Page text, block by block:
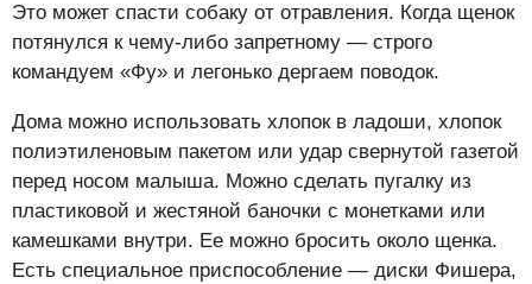
Это может спасти собаку от отравления. Когда щенок
потянулся к чему-либо запретному — строго
командуем «Фу» и легонько дергаем поводок.
Дома можно использовать хлопок в ладоши, хлопок
полиэтиленовым пакетом или удар свернутой газетой
перед носом малыша. Можно сделать пугалку из
пластиковой и жестяной баночки с монетками или
камешками внутри. Ее можно бросить около щенка.
Есть специальное приспособление — диски Фишера,